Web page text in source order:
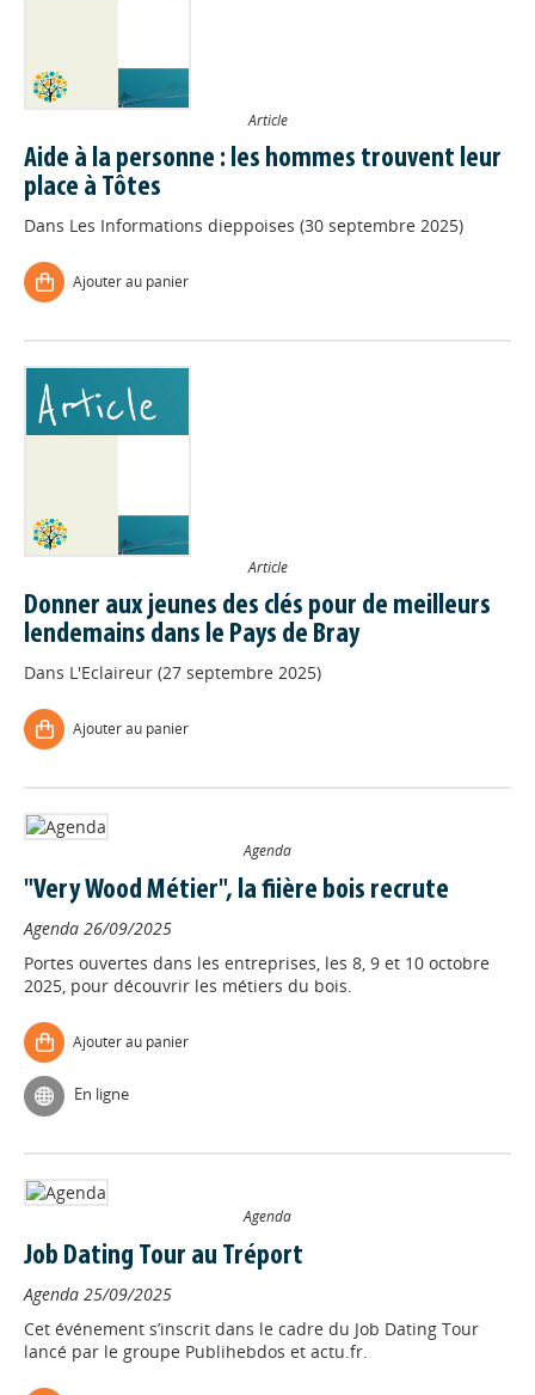
Article
Aide à la personne : les hommes trouvent leur
place à Tôtes
Dans Les Informations dieppoises (30 septembre 2025)
Ajouter au panier
Article
Donner aux jeunes des clés pour de meilleurs
lendemains dans le Pays de Bray
Dans L'Eclaireur (27 septembre 2025)
Ajouter au panier
Agenda
"Very Wood Métier", la fiière bois recrute
Agenda 26/09/2025
Portes ouvertes dans les entreprises, les 8, 9 et 10 octobre
2025, pour découvrir les métiers du bois.
Ajouter au panier
En ligne
Agenda
Job Dating Tour au Tréport
Agenda 25/09/2025
Cet événement s’inscrit dans le cadre du Job Dating Tour
lancé par le groupe Publihebdos et actu.fr.